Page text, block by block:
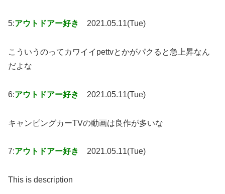
5:アウトドアー好き 2021.05.11(Tue)
こういうのってカワイイpettvとかがパクると急上昇なん
だよな
6:アウトドアー好き 2021.05.11(Tue)
キャンピングカーTVの動画は良作が多いな
7:アウトドアー好き 2021.05.11(Tue)
This is description